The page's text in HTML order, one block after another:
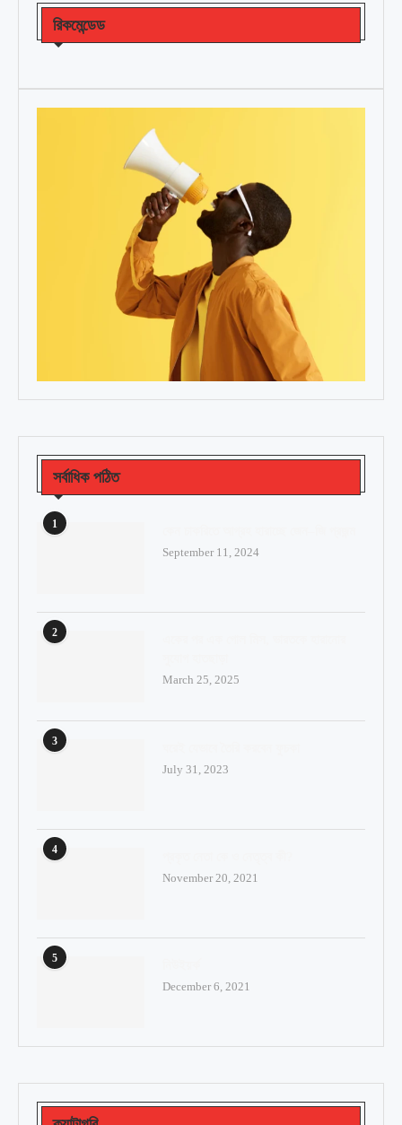
রিকমেন্ডেড
সর্বাধিক পঠিত
1
September 11, 2024
2
March 25, 2025
3
July 31, 2023
4
November 20, 2021
5
December 6, 2021